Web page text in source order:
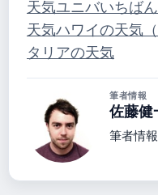
天気ユニバいちば
天気ハワイの天気（
タリアの天気
筆者情報
佐藤健
筆者情報